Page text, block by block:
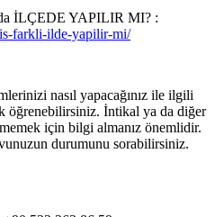
İLÇEDE YAPILIR MI? :
farkli-ilde-yapilir-mi/
nasıl yapacağınız ile ilgili
öğrenebilirsiniz. İntikal ya da diğer
için bilgi almanız önemlidir.
durumunu sorabilirsiniz.